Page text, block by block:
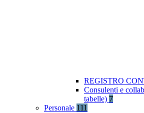
REGISTRO
Consulenti e
tabelle) 7
Personale 111